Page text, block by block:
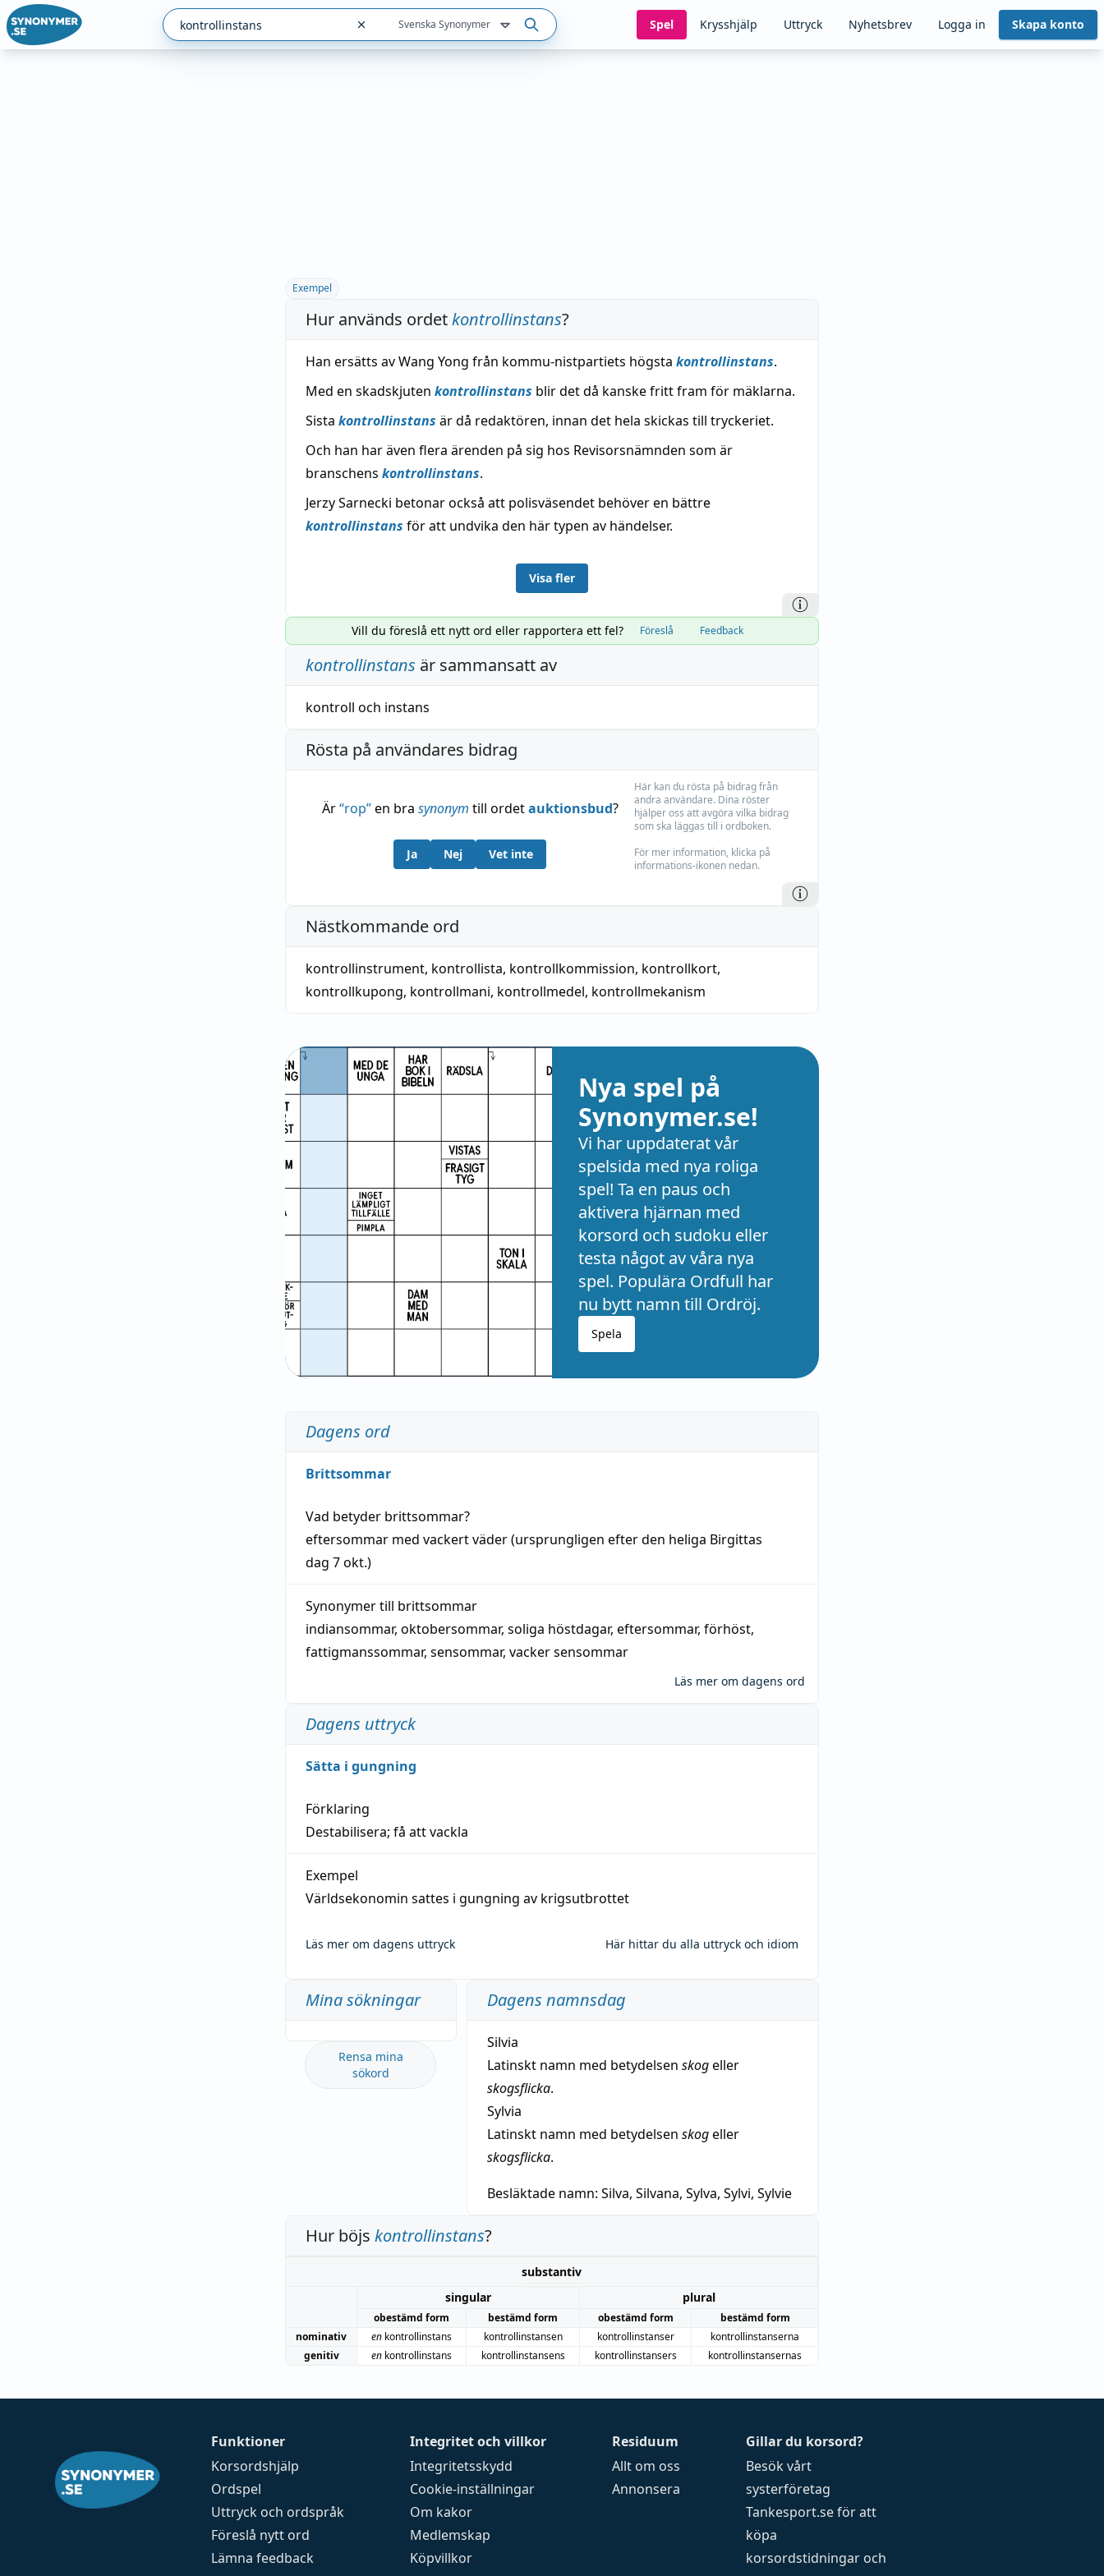
Svenska Synonymer Spel Krysshjälp Uttryck Nyhetsbrev Logga in Skapa konto
Exempel
Hur används ordetkontrollinstans?
Han ersätts av Wang Yong från kommu-nistpartiets högsta kontrollinstans.
Med en skadskjuten kontrollinstans blir det då kanske fritt fram för mäklarna.
Sista kontrollinstans är då redaktören, innan det hela skickas till tryckeriet.
Och han har även flera ärenden på sig hos Revisorsnämnden som är
branschens kontrollinstans.
Jerzy Sarnecki betonar också att polisväsendet behöver en bättre
kontrollinstans för att undvika den här typen av händelser.
Visa fler
Vill du föreslå ett nytt ord eller rapportera ett fel? Föreslå Feedback
kontrollinstans är sammansatt av
kontroll och instans
Rösta på användares bidrag
Är“rop”en bra synonym till ordetauktionsbud?
Ja Nej Vet inte
Här kan du rösta på bidrag från
andra användare. Dina röster
hjälper oss att avgöra vilka bidrag
som ska läggas till i ordboken.
För mer information, klicka på
informations-ikonen nedan.
Nästkommande ord
kontrollinstrument, kontrollista, kontrollkommission, kontrollkort,
kontrollkupong, kontrollmani, kontrollmedel, kontrollmekanism
Nya spel på
Synonymer.se!
Vi har uppdaterat vår
spelsida med nya roliga
spel! Ta en paus och
aktivera hjärnan med
korsord och sudoku eller
testa något av våra nya
spel. Populära Ordfull har
nu bytt namn till Ordröj.
Spela
Dagens ord
Brittsommar
Vad betyder brittsommar?
eftersommar med vackertväder(ursprungligen efter den heliga Birgittas
dag 7 okt.)
Synonymer till brittsommar
indiansommar, oktobersommar, soliga höstdagar, eftersommar, förhöst,
fattigmanssommar, sensommar, vacker sensommar
Läs mer om dagens ord
Dagens uttryck
Sätta i gungning
Förklaring
Destabilisera; få att vackla
Exempel
Världsekonomin sattes i gungning av krigsutbrottet
Läs mer om dagens uttryck Här hittar du alla uttryck och idiom
Mina sökningar
Rensa mina
sökord
Dagens namnsdag
Silvia
Latinskt namn med betydelsen skogeller
skogsflicka.
Sylvia
Latinskt namn med betydelsen skogeller
skogsflicka.
Besläktade namn: Silva, Silvana, Sylva, Sylvi, Sylvie
Hur böjs kontrollinstans?
substantiv
singular
plural
obestämd form bestämd form obestämd form
bestämd form
nominativ
en kontrollinstans kontrollinstansen kontrollinstanser
kontrollinstanserna
genitiv
en kontrollinstans kontrollinstansens kontrollinstansers kontrollinstansernas
Funktioner
Korsordshjälp
Ordspel
Uttryck och ordspråk
Föreslå nytt ord
Lämna feedback
Integritet och villkor
Integritetsskydd
Cookie-inställningar
Om kakor
Medlemskap
Köpvillkor
Residuum
Allt om oss
Annonsera
Gillar du korsord?
Besök vårt
systerföretag
Tankesport.seför att
köpa
korsordstidningar och